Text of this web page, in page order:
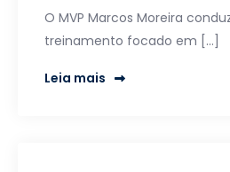
O MVP Marcos Moreira
treinamento focado em […]
Leia mais